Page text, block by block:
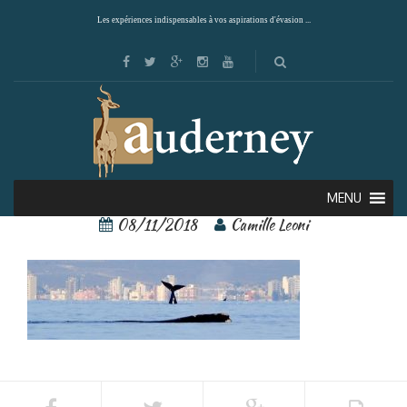
Les expériences indispensables à vos aspirations d'évasion ...
MENU
puerto madryn 1 – Copie
08/11/2018 Camille Leoni